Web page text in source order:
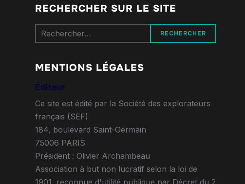
RECHERCHER SUR LE SITE
Rechercher :
MENTIONS LÉGALES
Éditeur
Ce site est édité par la Société des explorateurs
français (SEF)
184, boulevard Saint-Germain
75006 PARIS
Président : Olivier Archambeau
Association à but non lucratif selon la loi de